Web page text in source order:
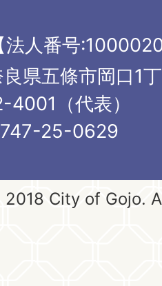
法人番号
県五條市岡口1
（代表）
25-0629
City of Gojo.